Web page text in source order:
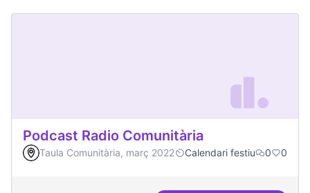
Podcast Radio Comunitària
Taula Comunitària, març 2022 Calendari festiu 0 0